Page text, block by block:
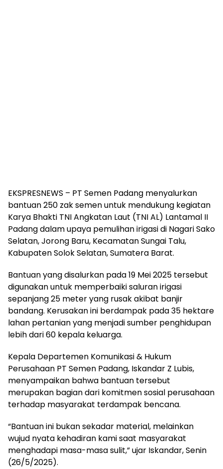
EKSPRESNEWS – PT Semen Padang menyalurkan
bantuan 250 zak semen untuk mendukung kegiatan
Karya Bhakti TNI Angkatan Laut (TNI AL) Lantamal II
Padang dalam upaya pemulihan irigasi di Nagari Sako
Selatan, Jorong Baru, Kecamatan Sungai Talu,
Kabupaten Solok Selatan, Sumatera Barat.
Bantuan yang disalurkan pada 19 Mei 2025 tersebut
digunakan untuk memperbaiki saluran irigasi
sepanjang 25 meter yang rusak akibat banjir
bandang. Kerusakan ini berdampak pada 35 hektare
lahan pertanian yang menjadi sumber penghidupan
lebih dari 60 kepala keluarga.
Kepala Departemen Komunikasi & Hukum
Perusahaan PT Semen Padang, Iskandar Z Lubis,
menyampaikan bahwa bantuan tersebut
merupakan bagian dari komitmen sosial perusahaan
terhadap masyarakat terdampak bencana.
“Bantuan ini bukan sekadar material, melainkan
wujud nyata kehadiran kami saat masyarakat
menghadapi masa-masa sulit,” ujar Iskandar, Senin
(26/5/2025).